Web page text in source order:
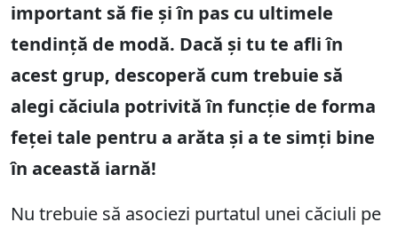
important să fie și în pas cu ultimele
tendință de modă. Dacă și tu te afli în
acest grup, descoperă cum trebuie să
alegi căciula potrivită în funcție de forma
feței tale pentru a arăta și a te simți bine
în această iarnă!
Nu trebuie să asociezi purtatul unei căciuli pe